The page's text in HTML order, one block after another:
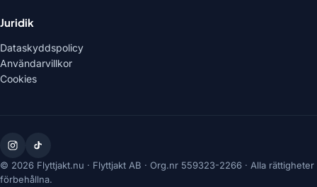
Juridik
Dataskyddspolicy
Användarvillkor
Cookies
© 2026 Flyttjakt.nu · Flyttjakt AB · Org.nr 559323-2266 · Alla rättigheter
förbehållna.